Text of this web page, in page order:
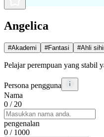
Angelica
#Akademi #Fantasi #Ahli
Pelajar perempuan yang stabil
Persona pengguna
Nama
0 / 20
pengenalan
0 / 1000